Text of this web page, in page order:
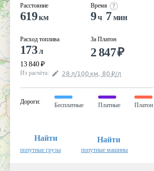
Расстояние
619км
Расход топлива
173л
13 840 ₽
Время
9ч 7мин
За Платон
2 847₽
Из расчёта: 28 л/100 км, 80 ₽/л
Дороги:
Бесплатные Платные Платон
Найти
попутные грузы
Найти
попутные машины